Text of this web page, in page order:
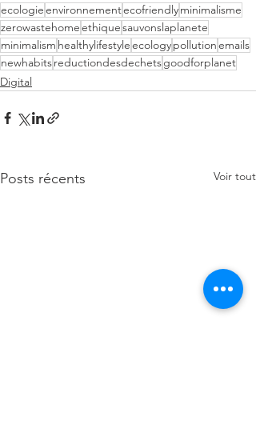
ecologieenvironnementecofriendlyminimalisme
zerowastehomeethiquesauvonslaplanete
minimalism healthylifestyleecologypollutionemails
newhabitsreductiondesdechetsgoodforplanet
Digital
Posts récents Voir tout